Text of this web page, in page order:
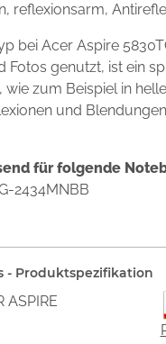
reflexionsarm,
bei Acer Aspire
Fotos genutzt, ist ein
wie zum Beispiel in
und
für folgende
2434MNBB
- Produktspezifikation
ASPIRE